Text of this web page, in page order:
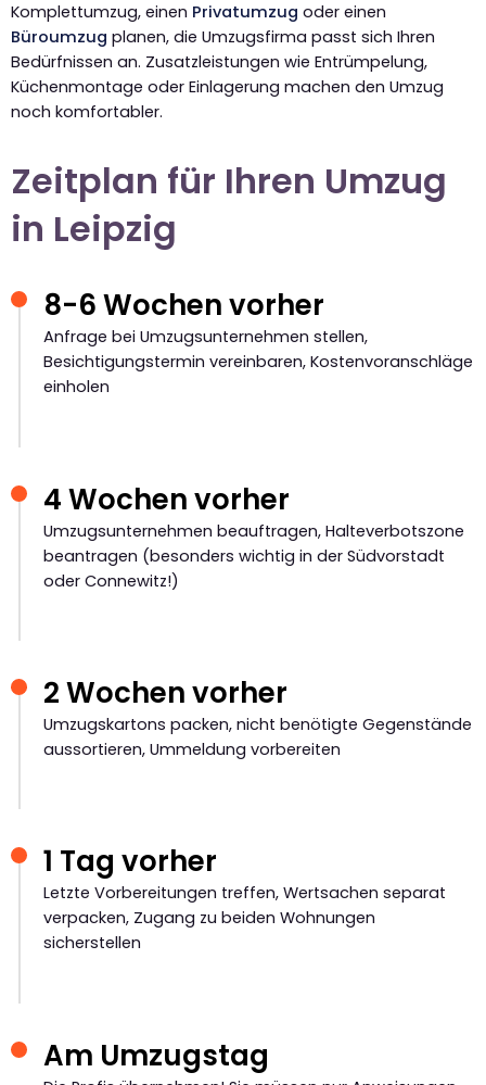
Komplettumzug, einen Privatumzug oder einen
Büroumzug planen, die Umzugsfirma passt sich Ihren
Bedürfnissen an. Zusatzleistungen wie Entrümpelung,
Küchenmontage oder Einlagerung machen den Umzug
noch komfortabler.
Zeitplan für Ihren Umzug
in Leipzig
8-6 Wochen vorher
Anfrage bei Umzugsunternehmen stellen,
Besichtigungstermin vereinbaren, Kostenvoranschläge
einholen
4 Wochen vorher
Umzugsunternehmen beauftragen, Halteverbotszone
beantragen (besonders wichtig in der Südvorstadt
oder Connewitz!)
2 Wochen vorher
Umzugskartons packen, nicht benötigte Gegenstände
aussortieren, Ummeldung vorbereiten
1 Tag vorher
Letzte Vorbereitungen treffen, Wertsachen separat
verpacken, Zugang zu beiden Wohnungen
sicherstellen
Am Umzugstag